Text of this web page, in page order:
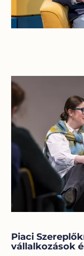
Piaci
vállalkozások